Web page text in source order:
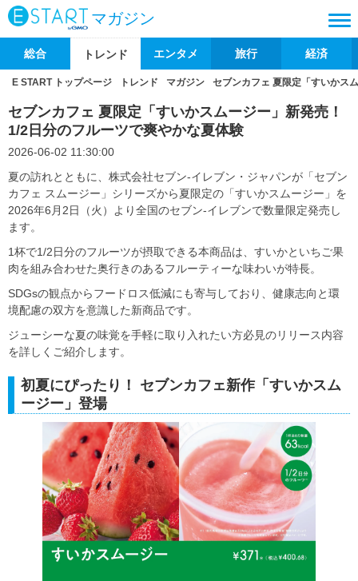
マガジン
総合 トレンド エンタメ 旅行 経済
E START トップページ トレンド マガジン セブンカフェ 夏限定「すいかス
セブンカフェ 夏限定「すいかスムージー」新発売！
1/2日分のフルーツで爽やかな夏体験
2026-06-02 11:30:00
夏の訪れとともに、株式会社セブン‐イレブン・ジャパンが「セブン
カフェ スムージー」シリーズから夏限定の「すいかスムージー」を
2026年6月2日（火）より全国のセブン‐イレブンで数量限定発売し
ます。
1杯で1/2日分のフルーツが摂取できる本商品は、すいかといちご果
肉を組み合わせた奥行きのあるフルーティーな味わいが特長。
SDGsの観点からフードロス低減にも寄与しており、健康志向と環
境配慮の双方を意識した新商品です。
ジューシーな夏の味覚を手軽に取り入れたい方必見のリリース内容
を詳しくご紹介します。
初夏にぴったり！ セブンカフェ新作「すいかスム
ージー」登場